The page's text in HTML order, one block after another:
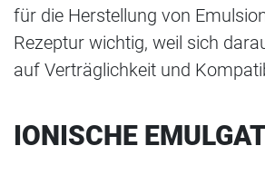
für die Herstellung von
Rezeptur wichtig, weil sich
auf Verträglichkeit und
IONISCHE